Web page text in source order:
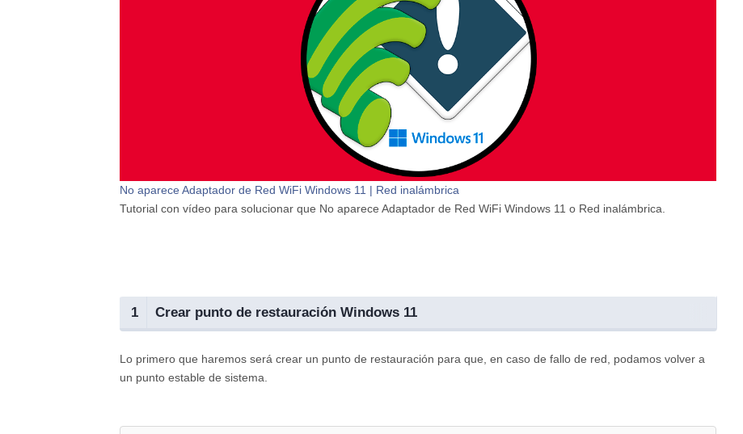
No aparece Adaptador de Red WiFi Windows 11 | Red inalámbrica
Tutorial con vídeo para solucionar que No aparece Adaptador de Red WiFi Windows 11 o Red inalámbrica.
1 Crear punto de restauración Windows 11
Lo primero que haremos será crear un punto de restauración para que, en caso de fallo de red, podamos volver a
un punto estable de sistema.